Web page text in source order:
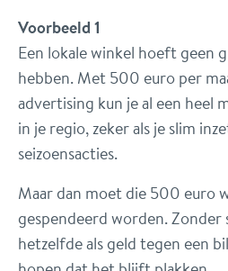
Voorbeeld 1
Een lokale winkel hoeft geen
hebben. Met 500 euro per
advertising kun je al een heel
in je regio, zeker als je slim
seizoensacties.
Maar dan moet die 500 euro
gespendeerd worden. Zonder
hetzelfde als geld tegen een